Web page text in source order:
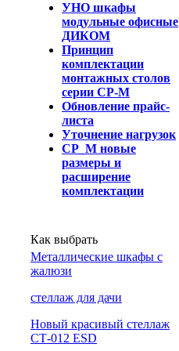
УНО шкафы
модульные офисные
ДИКОМ
Принцип
комплектации
монтажных столов
серии СР-М
Обновление прайс-
листа
Уточнение нагрузок
СР_М новые
размеры и
расширение
комплектации
Как выбрать
Металлические шкафы с
жалюзи
cтеллаж для дачи
Новый красивый стеллаж
СТ-012 ESD